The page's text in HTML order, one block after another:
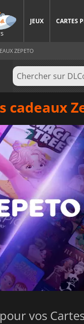
JEUX CARTES
ZEPETO
cadeaux
vos